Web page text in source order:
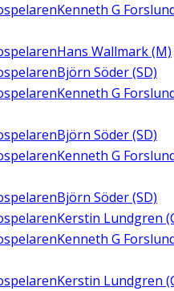
Kenneth G
Hans Wallmark (M)
Björn Söder (SD)
Kenneth G
Björn Söder (SD)
Kenneth G
Björn Söder (SD)
Kerstin Lundgren
Kenneth G
Kerstin Lundgren